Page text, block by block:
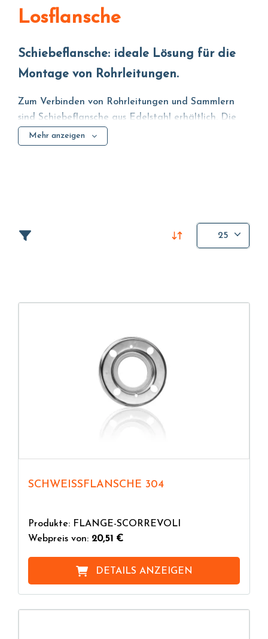
Losflansche
Schiebeflansche: ideale Lösung für die
Montage von Rohrleitungen.
Zum Verbinden von Rohrleitungen und Sammlern
sind Schiebeflansche aus Edelstahl erhältlich. Die
Qualität der mechanischen Bearbeitung und die
Vorteile des geprägten Edelstahls machen sie zu
Mehr anzeigen
25
SCHWEISSFLANSCHE 304
Produkte: FLANGE-SCORREVOLI
Webpreis von: 20,51 €
DETAILS ANZEIGEN